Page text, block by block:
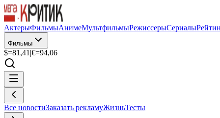
АктерыФильмыАнимеМультфильмыРежиссерыСериалы
Фильмы
$=81,41 |€=94,06
Все новостиЗаказать рекламуЖизньТесты